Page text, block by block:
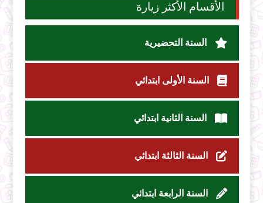
الأقسام الأكثر زيارة
السنة التحضيرية
السنة الأولى ابتدائي
السنة الثانية ابتدائي
السنة الثالثة ابتدائي
السنة الرابعة ابتدائي